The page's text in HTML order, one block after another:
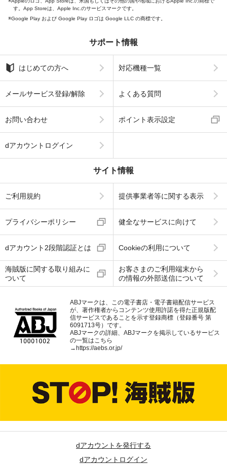
す。App Storeは、Apple Inc.のサービスマークです。
Google Play および Google Play ロゴは Google LLC の商標です。
サポート情報
はじめての方へ 対応機種一覧
メールサービス登録/解除 よくある質問
お問い合わせ ポイント表示設定
dアカウントログイン
サイト情報
ご利用規約 提供事業者等に関する表示
プライバシーポリシー 健全なサービスに向けて
dアカウント2段階認証とは Cookieの利用について
海賊版に関する取り組みに
ついて
お客さまのご利用端末から
の情報の外部送信について
ABJマークは、この電子書店・電子書籍配信サービス
が、著作権者からコンテンツ使用許諾を得た正規版配
信サービスであることを示す登録商標（登録番号 第
6091713号）です。
ABJマークの詳細、ABJマークを掲示しているサービス
の一覧はこちら
→ https://aebs.or.jp/
dアカウントを発行する
dアカウントログイン